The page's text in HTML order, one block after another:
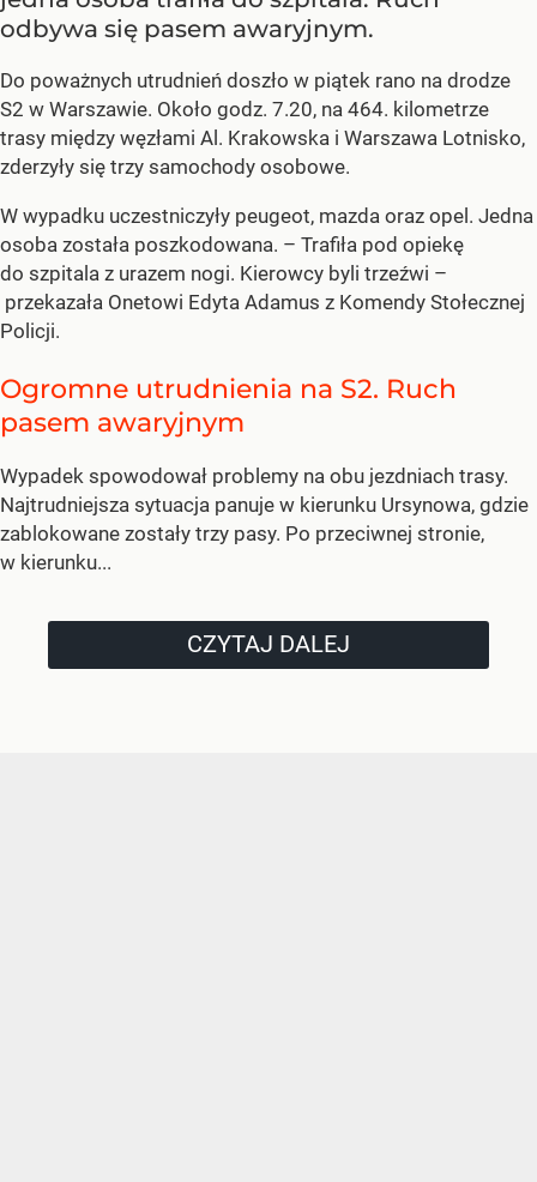
odbywa się pasem awaryjnym.
Do poważnych utrudnień doszło w piątek rano na drodze
S2 w Warszawie. Około godz. 7.20, na 464. kilometrze
trasy między węzłami Al. Krakowska i Warszawa Lotnisko,
zderzyły się trzy samochody osobowe.
W wypadku uczestniczyły peugeot, mazda oraz opel. Jedna
osoba została poszkodowana. – Trafiła pod opiekę
do szpitala z urazem nogi. Kierowcy byli trzeźwi –
przekazała Onetowi Edyta Adamus z Komendy Stołecznej
Policji.
Ogromne utrudnienia na S2. Ruch
pasem awaryjnym
Wypadek spowodował problemy na obu jezdniach trasy.
Najtrudniejsza sytuacja panuje w kierunku Ursynowa, gdzie
zablokowane zostały trzy pasy. Po przeciwnej stronie,
w kierunku...
CZYTAJ DALEJ